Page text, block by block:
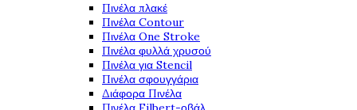
Πινέλα πλακέ
Πινέλα Contour
Πινέλα One Stroke
Πινέλα φυλλά χρυσού
Πινέλα για Stencil
Πινέλα σφουγγάρια
Διάφορα Πινέλα